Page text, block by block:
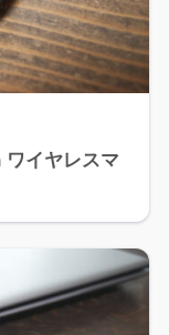
イヤレスマ